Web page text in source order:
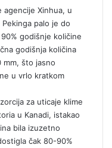
agencije Xinhua, u
palo je do
godišnje količine
godišnja količina
mm, što jasno
u vrlo kratkom
za uticaje klime
u Kanadi, istakao
bila izuzetno
čak 80-90%